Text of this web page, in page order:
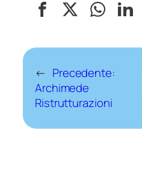
← Precedente:
Archimede
Ristrutturazioni